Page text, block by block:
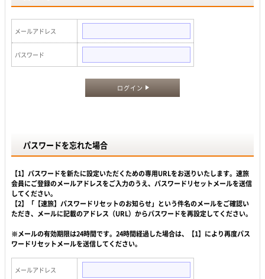
メールアドレス
パスワード
ログイン
パスワードを忘れた場合
【1】パスワードを新たに設定いただくための専用URLをお送りいたします。速旅
会員にご登録のメールアドレスをご入力のうえ、パスワードリセットメールを送信
してください。
【2】「【速旅】パスワードリセットのお知らせ」という件名のメールをご確認い
ただき、メールに記載のアドレス（URL）からパスワードを再設定してください。
※メールの有効期限は24時間です。24時間経過した場合は、【1】により再度パス
ワードリセットメールを送信してください。
メールアドレス